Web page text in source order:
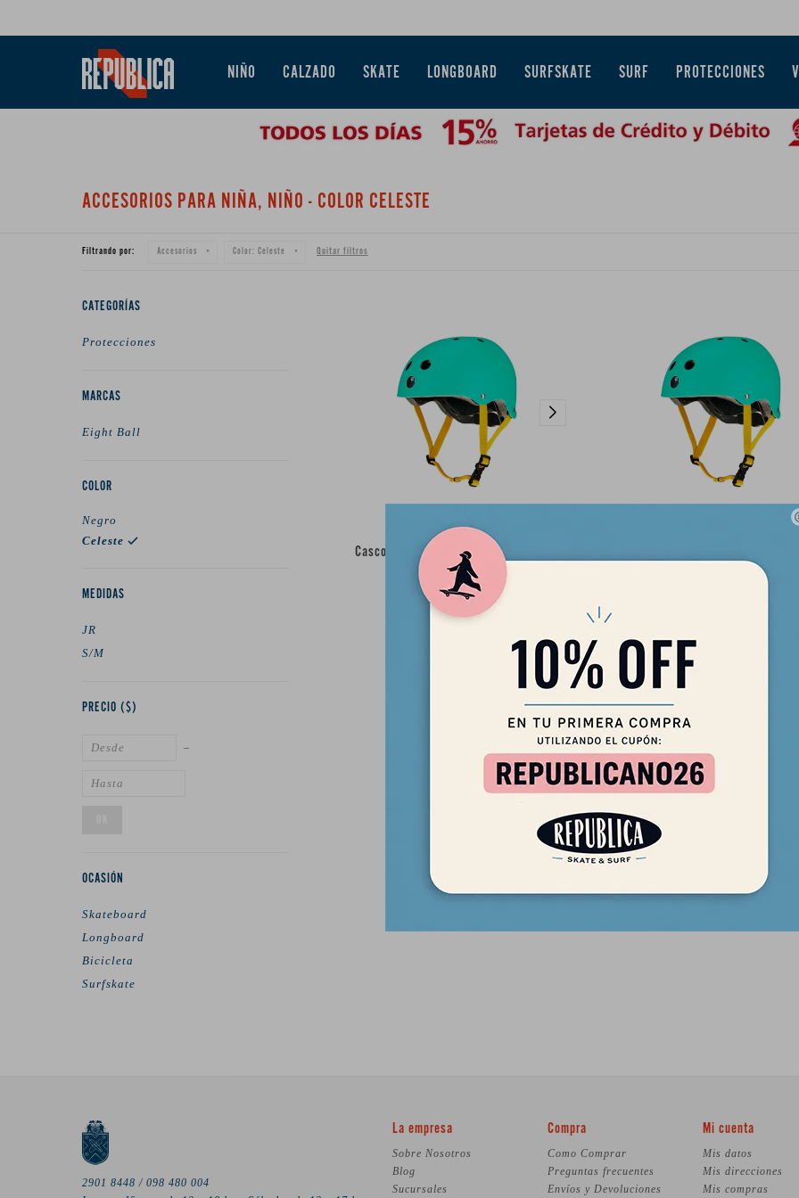
NIÑO CALZADO SKATE LONGBOARD SURFSKATE SURF PROTECCIONES
ACCESORIOS PARA NIÑA, NIÑO - COLOR CELESTE
Filtrando por: Accesorios Color: Celeste Quitar filtros
Casco Eight Ball Celeste - Talle XS/JR
(+5)
$ 2.390
$ 2.032
Casco Eight Ball Celeste - Talle
CATEGORÍAS
Protecciones
MARCAS
Eight Ball
PRECIO ($)
COLOR
Negro
Celeste
MEDIDAS
JR
S/M
OCASIÓN
Skateboard
Longboard
Bicicleta
Surfskate
2901 8448 / 098 480 004
La empresa
Sobre Nosotros
Blog
Sucursales
Compra
Como Comprar
Preguntas frecuentes
Envíos y Devoluciones
Mi cuenta
Mis datos
Mis direcciones
Mis compras